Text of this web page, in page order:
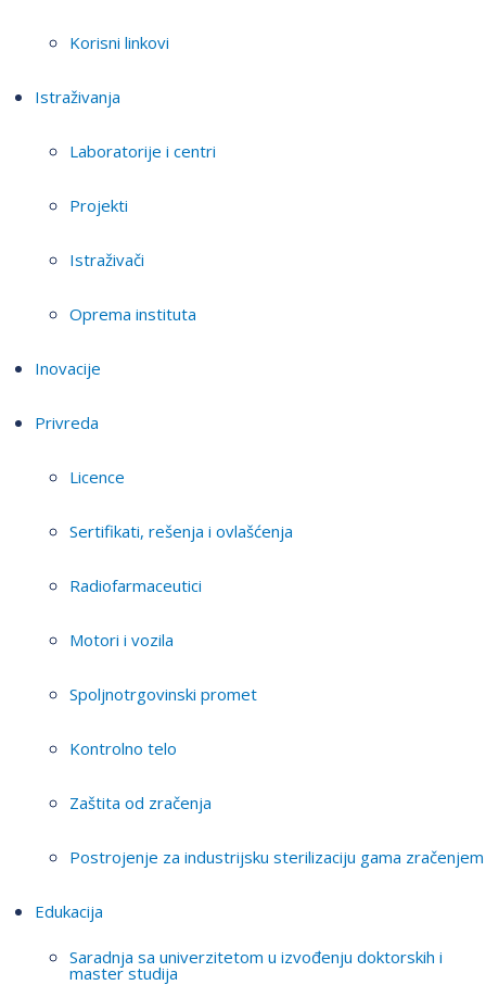
Korisni linkovi
Istraživanja
Laboratorije i centri
Projekti
Istraživači
Oprema instituta
Inovacije
Privreda
Licence
Sertifikati, rešenja i ovlašćenja
Radiofarmaceutici
Motori i vozila
Spoljnotrgovinski promet
Kontrolno telo
Zaštita od zračenja
Postrojenje za industrijsku sterilizaciju gama zračenjem
Edukacija
Saradnja sa univerzitetom u izvođenju doktorskih i
master studija